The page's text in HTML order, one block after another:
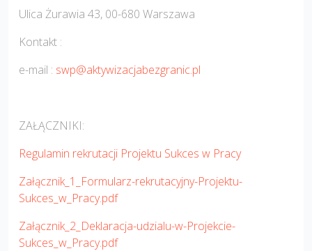
Ulica Żurawia 43, 00-680 Warszawa
Kontakt :
e-mail : swp@aktywizacjabezgranic.pl
ZAŁĄCZNIKI:
Regulamin rekrutacji Projektu Sukces w Pracy
Załącznik_1_Formularz-rekrutacyjny-Projektu-
Sukces_w_Pracy.pdf
Załącznik_2_Deklaracja-udzialu-w-Projekcie-
Sukces_w_Pracy.pdf